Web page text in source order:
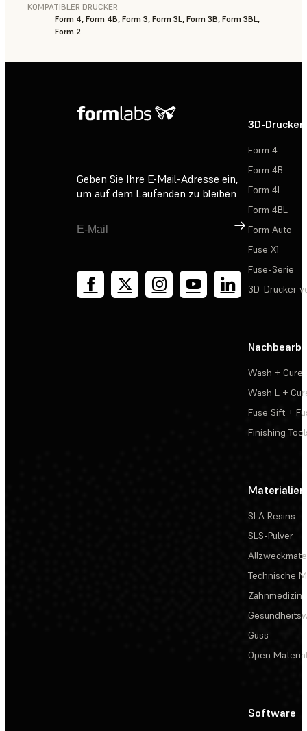
KOMPATIBLER DRUCKER
Form 4, Form 4B, Form 3, Form 3L, Form 3B, Form 3BL,
Form 2
Geben Sie Ihre E-Mail-Adresse ein,
um auf dem Laufenden zu bleiben
Registrieren
3D-Drucker
Form 4
Form 4B
Form 4L
Form 4BL
Form Auto
Fuse X1
Fuse-Serie
3D-Drucker
Wash + Cure
Wash L +
Fuse Sift +
Finishing
Materialien
SLA Resins
SLS-Pulver
Technische
Zahnmedizin
Guss
Open
Software